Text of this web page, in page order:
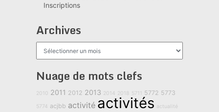
Inscriptions
Archives
Nuage de mots clefs
2010 2011 2012 2013 2014 2018 5711 5772 5773
5774 acjbb activité activités actualité